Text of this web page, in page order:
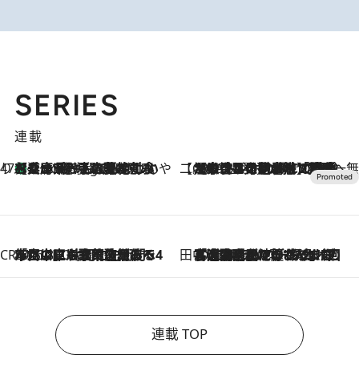
SERIES
連載
47都道府県の手みやげ ひんやりスイーツで夏を満喫
4 Hours Ago
【兵庫県】この夏絶対食べたい 冷やしておいしいおやつ3選 淡路島の恵みをジェラートに集約 【CREA×星野リゾート】唯一無二。癒しと発見が待つ場所へ
2026.8.7
【トンボの足水浴】ヒノキの香りに包まれて涼感マックス！約13℃の湧水かけ流しを避暑地「星野温泉 トンボの湯」で体験
CREA'S CHOICE
2026.8.7
「立川にも歌舞伎があるんだよ」 片岡仁左衛門・市川中車ら豪華座組みで4年目の立川立飛歌舞伎へ 田中稲の勝手に再ブーム
2026.8.7
「湘南乃風に憧れて」観客大盛上がりの“タオル回し”に、ラッパー顔負けの高速歌唱まで…さだまさし（74）のアグレッシブすぎる現在地
連載 TOP